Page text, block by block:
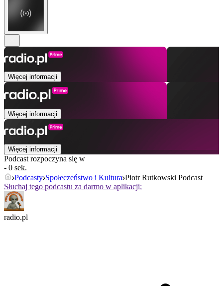
Więcej informacji
Więcej informacji
Więcej informacji
Podcast rozpoczyna się w
- 0 sek.
Podcasty Społeczeństwo i Kultura Piotr Rutkowski Podcast
Słuchaj tego podcastu za darmo w aplikacji:
radio.pl